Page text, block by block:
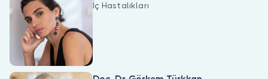
İç Hastalıkları